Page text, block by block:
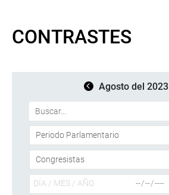
CONTRASTES
Agosto del 2023